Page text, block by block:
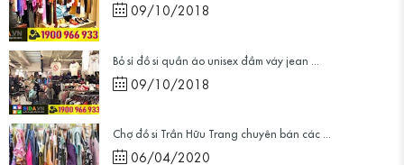
09/10/2018
Bỏ sỉ đồ si quần áo unisex đầm váy jean ...
09/10/2018
Chợ đồ si Trần Hữu Trang chuyên bán các ...
06/04/2020